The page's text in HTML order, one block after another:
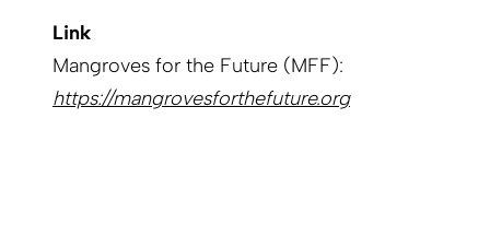
Link
Mangroves for the Future (MFF):
https://mangrovesforthefuture.org